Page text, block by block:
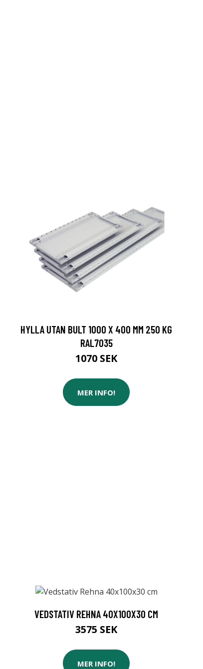
HYLLA UTAN BULT 1000 X 400 MM 250 KG
RAL7035
1070 SEK
MER INFO!
VEDSTATIV REHNA 40X100X30 CM
3575 SEK
MER INFO!